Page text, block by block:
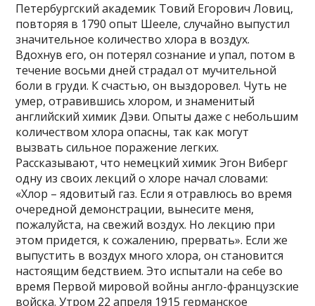
Петербургский академик Товий Егорович Ловиц,
повторяя в 1790 опыт Шееле, случайно выпустил
значительное количество хлора в воздух.
Вдохнув его, он потерял сознание и упал, потом в
течение восьми дней страдал от мучительной
боли в груди. К счастью, он выздоровел. Чуть не
умер, отравившись хлором, и знаменитый
английский химик Дэви. Опыты даже с небольшим
количеством хлора опасны, так как могут
вызвать сильное поражение легких.
Рассказывают, что немецкий химик Эгон Виберг
одну из своих лекций о хлоре начал словами:
«Хлор – ядовитый газ. Если я отравлюсь во время
очередной демонстрации, вынесите меня,
пожалуйста, на свежий воздух. Но лекцию при
этом придется, к сожалению, прервать». Если же
выпустить в воздух много хлора, он становится
настоящим бедствием. Это испытали на себе во
время Первой мировой войны англо-французские
войска. Утром 22 апреля 1915 германское